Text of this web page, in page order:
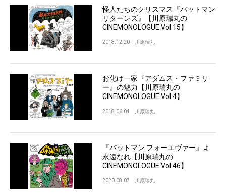
怪人たちのクリスマス『バットマン
リターンズ』【川原瑞丸の
CINEMONOLOGUE Vol.15】
2018.12.20 川原瑞丸
お化け一家『アダムス・ファミリ
ー』の魅力【川原瑞丸の
CINEMONOLOGUE Vol.4】
2018.06.04 川原瑞丸
『バットマン フォーエヴァー』よ
永遠なれ【川原瑞丸の
CINEMONOLOGUE Vol.46】
2020.08.07 川原瑞丸